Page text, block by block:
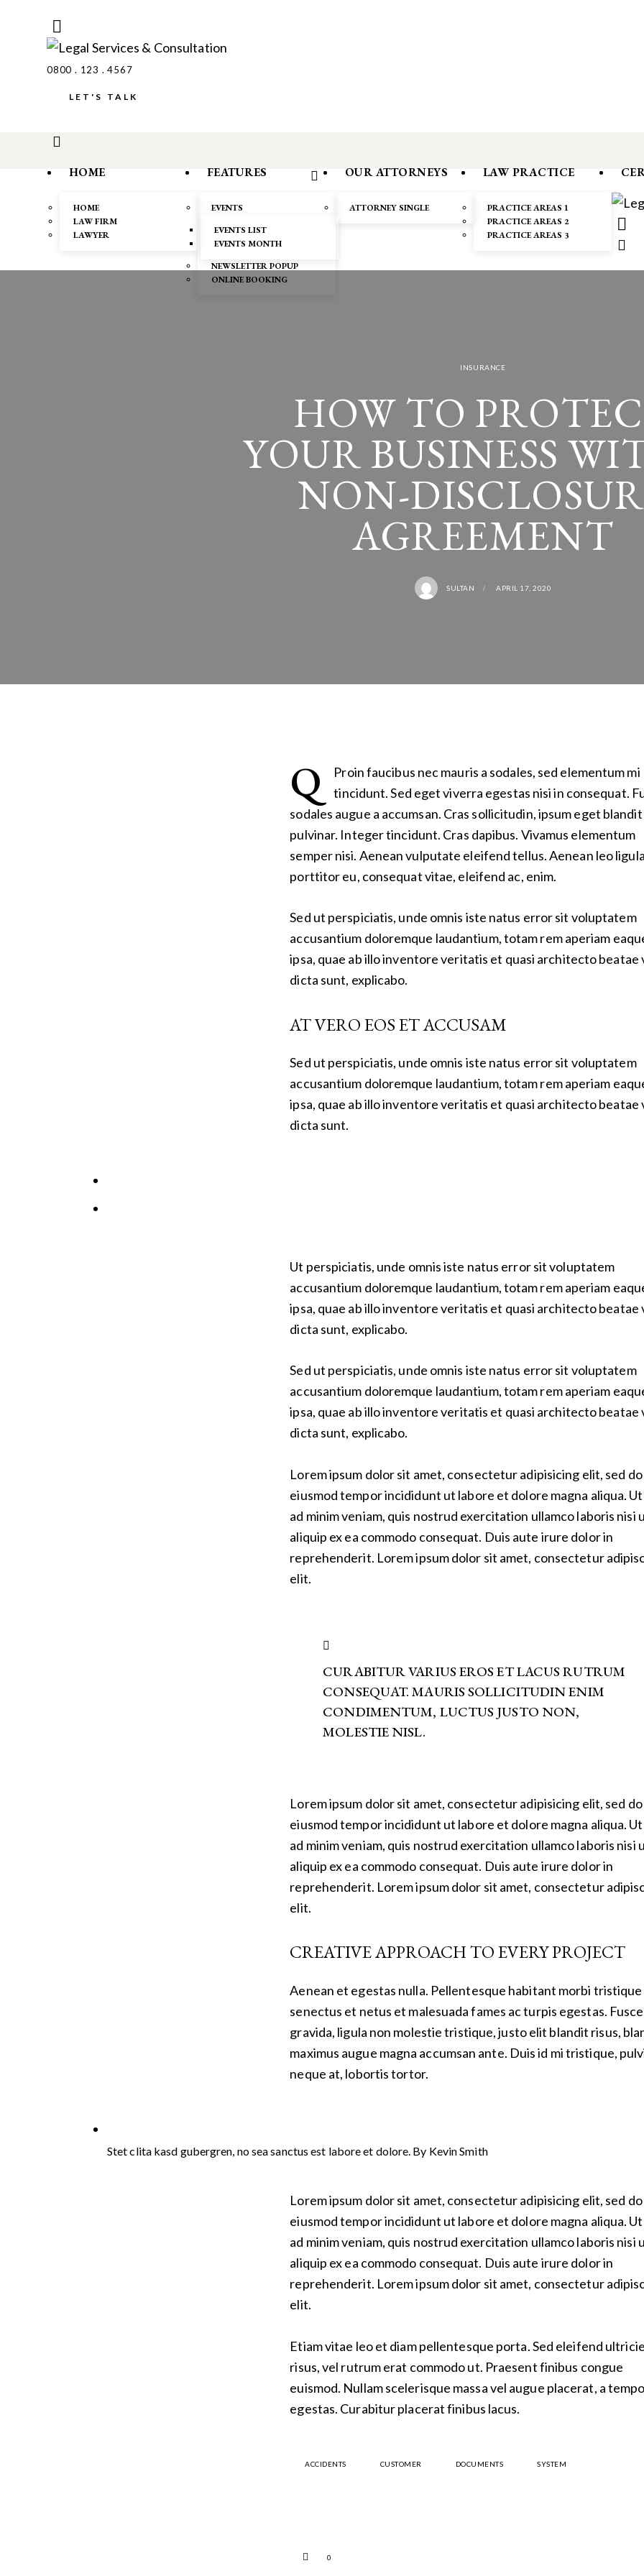
0800 . 123 . 4567
LET'S TALK
HOME
HOME
LAW FIRM
LAWYER
FEATURES
EVENTS
EVENTS LIST
EVENTS MONTH
NEWSLETTER POPUP
ONLINE BOOKING
OUR ATTORNEYS
ATTORNEY SINGLE
LAW PRACTICE
PRACTICE AREAS 1
PRACTICE AREAS 2
PRACTICE AREAS 3
INSURANCE
HOW TO
YOUR BUSINESS
NON-
AGREEMENT
SULTAN APRIL 17, 2020
Q
Proin faucibus nec mauris a sodales, sed elementum mi
tincidunt. Sed eget viverra egestas nisi in consequat.
sodales augue a accumsan. Cras sollicitudin, ipsum eget blandit
pulvinar. Integer tincidunt. Cras dapibus. Vivamus elementum
semper nisi. Aenean vulputate eleifend tellus. Aenean leo
porttitor eu, consequat vitae, eleifend ac, enim.
Sed ut perspiciatis, unde omnis iste natus error sit voluptatem
accusantium doloremque laudantium, totam rem aperiam
ipsa, quae ab illo inventore veritatis et quasi architecto beatae
dicta sunt, explicabo.
AT VERO EOS ET ACCUSAM
Sed ut perspiciatis, unde omnis iste natus error sit voluptatem
accusantium doloremque laudantium, totam rem aperiam
ipsa, quae ab illo inventore veritatis et quasi architecto beatae
dicta sunt.
Ut perspiciatis, unde omnis iste natus error sit voluptatem
accusantium doloremque laudantium, totam rem aperiam
ipsa, quae ab illo inventore veritatis et quasi architecto beatae
dicta sunt, explicabo.
Sed ut perspiciatis, unde omnis iste natus error sit voluptatem
accusantium doloremque laudantium, totam rem aperiam
ipsa, quae ab illo inventore veritatis et quasi architecto beatae
dicta sunt, explicabo.
Lorem ipsum dolor sit amet, consectetur adipisicing elit, sed do
eiusmod tempor incididunt ut labore et dolore magna aliqua.
ad minim veniam, quis nostrud exercitation ullamco laboris nisi
aliquip ex ea commodo consequat. Duis aute irure dolor in
reprehenderit. Lorem ipsum dolor sit amet, consectetur
elit.
CURABITUR VARIUS EROS ET LACUS RUTRUM
CONSEQUAT. MAURIS SOLLICITUDIN ENIM
CONDIMENTUM, LUCTUS JUSTO NON,
MOLESTIE NISL.
Lorem ipsum dolor sit amet, consectetur adipisicing elit, sed do
eiusmod tempor incididunt ut labore et dolore magna aliqua.
ad minim veniam, quis nostrud exercitation ullamco laboris nisi
aliquip ex ea commodo consequat. Duis aute irure dolor in
reprehenderit. Lorem ipsum dolor sit amet, consectetur
elit.
CREATIVE APPROACH TO EVERY PROJECT
Aenean et egestas nulla. Pellentesque habitant morbi tristique
senectus et netus et malesuada fames ac turpis egestas. Fusce
gravida, ligula non molestie tristique, justo elit blandit risus,
maximus augue magna accumsan ante. Duis id mi tristique,
neque at, lobortis tortor.
Stet clita kasd gubergren, no sea sanctus est labore et dolore. By Kevin Smith
Lorem ipsum dolor sit amet, consectetur adipisicing elit, sed do
eiusmod tempor incididunt ut labore et dolore magna aliqua.
ad minim veniam, quis nostrud exercitation ullamco laboris nisi
aliquip ex ea commodo consequat. Duis aute irure dolor in
reprehenderit. Lorem ipsum dolor sit amet, consectetur
elit.
Etiam vitae leo et diam pellentesque porta. Sed eleifend
risus, vel rutrum erat commodo ut. Praesent finibus congue
euismod. Nullam scelerisque massa vel augue placerat, a
egestas. Curabitur placerat finibus lacus.
ACCIDENTS CUSTOMER DOCUMENTS SYSTEM
0